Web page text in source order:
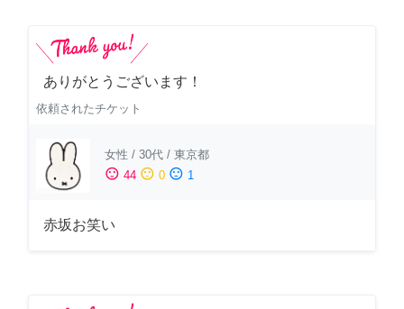
ありがとうございます！
依頼されたチケット
女性 / 30代 / 東京都
sentiment_satisfied 44 sentiment_neutral 0 sentiment_dissatisfied 1
赤坂お笑い